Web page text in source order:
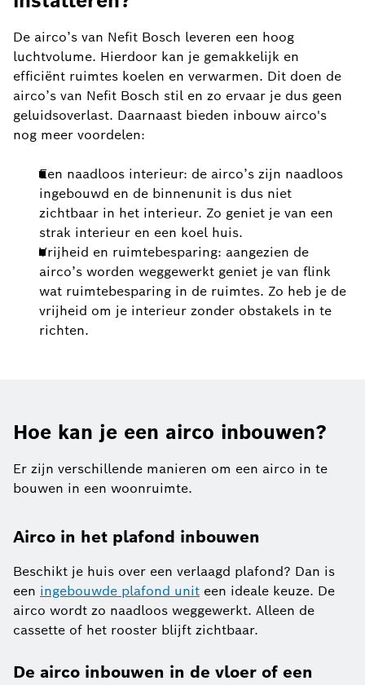
De airco’s van Nefit Bosch leveren een hoog
luchtvolume. Hierdoor kan je gemakkelijk en
efficiënt ruimtes koelen en verwarmen. Dit doen de
airco’s van Nefit Bosch stil en zo ervaar je dus geen
geluidsoverlast. Daarnaast bieden inbouw airco's
nog meer voordelen:
Een naadloos interieur: de airco’s zijn naadloos
ingebouwd en de binnenunit is dus niet
zichtbaar in het interieur. Zo geniet je van een
strak interieur en een koel huis.
Vrijheid en ruimtebesparing: aangezien de
airco’s worden weggewerkt geniet je van flink
wat ruimtebesparing in de ruimtes. Zo heb je de
vrijheid om je interieur zonder obstakels in te
richten.
Hoe kan je een airco inbouwen?
Er zijn verschillende manieren om een airco in te
bouwen in een woonruimte.
Airco in het plafond inbouwen
Beschikt je huis over een verlaagd plafond? Dan is
een ingebouwde plafond unit een ideale keuze. De
airco wordt zo naadloos weggewerkt. Alleen de
cassette of het rooster blijft zichtbaar.
De airco inbouwen in de vloer of een